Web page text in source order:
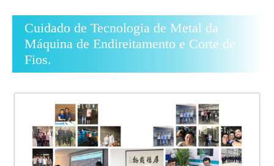
Cuidado de Tecnologia de Metal da
Máquina de Endireitamento e Corte de
Fios.